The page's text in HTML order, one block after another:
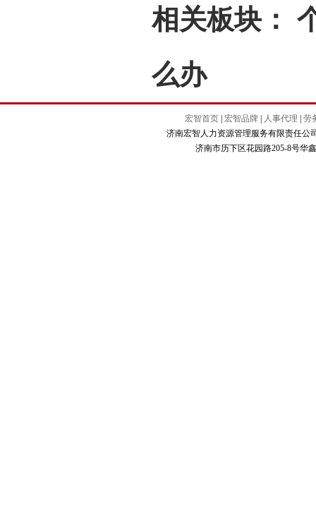
相关板块：
么办
宏智首页 宏智品牌 人事代理
劳
济南宏智人力资源管理服务有限责任公
济南市历下区花园路205-8号华